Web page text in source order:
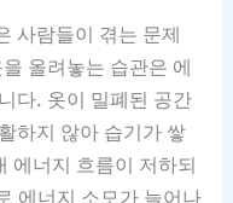
사람들이 겪는 문제
올려놓는 습관은 에
다. 옷이 밀폐된 공간
하지 않아 습기가 쌓
에너지 흐름이 저하되
에너지 소모가 늘어나